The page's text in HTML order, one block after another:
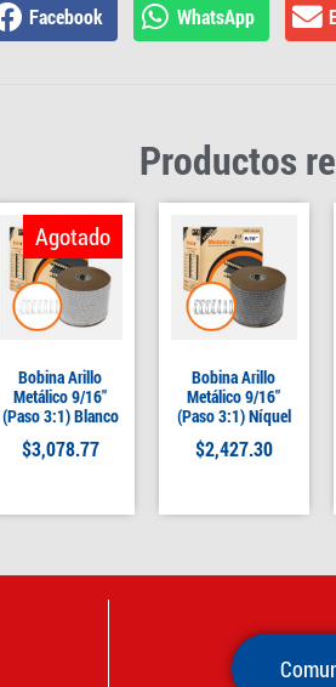
Facebook WhatsApp
Productos
Bobina Arillo
Metálico 9/16″
(Paso 3:1) Blanco
$3,078.77
Agotado
Bobina Arillo
Metálico 9/16″
(Paso 3:1) Níquel
$2,427.30